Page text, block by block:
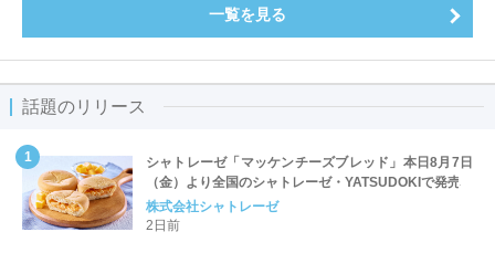
一覧を見る
話題のリリース
シャトレーゼ「マッケンチーズブレッド」本日8月7日
（金）より全国のシャトレーゼ・YATSUDOKIで発売
株式会社シャトレーゼ
2日前